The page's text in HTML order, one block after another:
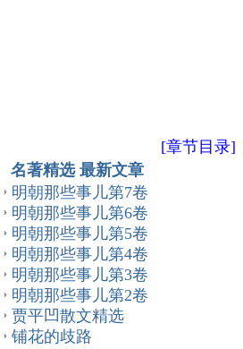
[章节目录]
名著精选 最新文章
明朝那些事儿第7卷
明朝那些事儿第6卷
明朝那些事儿第5卷
明朝那些事儿第4卷
明朝那些事儿第3卷
明朝那些事儿第2卷
贾平凹散文精选
铺花的歧路